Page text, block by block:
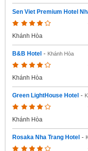
Sen Viet Premium Hotel
Khánh Hòa
B&B Hotel - Khánh Hòa
Khánh Hòa
Green LightHouse Hotel -
Khánh Hòa
Rosaka Nha Trang Hotel -